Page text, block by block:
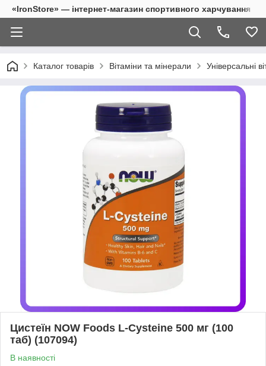
«IronStore» — інтернет-магазин спортивного харчування
Каталог товарів Вітаміни та мінерали Універсальні
Цистеїн NOW Foods L-Cysteine 500 мг (100
таб) (107094)
В наявності